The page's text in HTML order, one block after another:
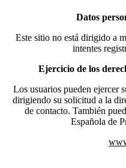
Datos
Este sitio no está dirigido a
intentes
Ejercicio de los
Los usuarios pueden ejercer
dirigiendo su solicitud a la
de contacto. También
Española de